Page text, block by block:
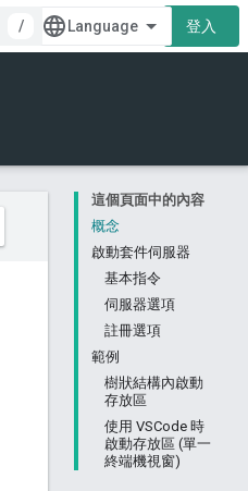
/
登入
這個頁面中的內容
概念
啟動套件伺服器
基本指令
伺服器選項
註冊選項
範例
樹狀結構內啟動
存放區
使用 VSCode 時
啟動存放區 (單一
終端機視窗)